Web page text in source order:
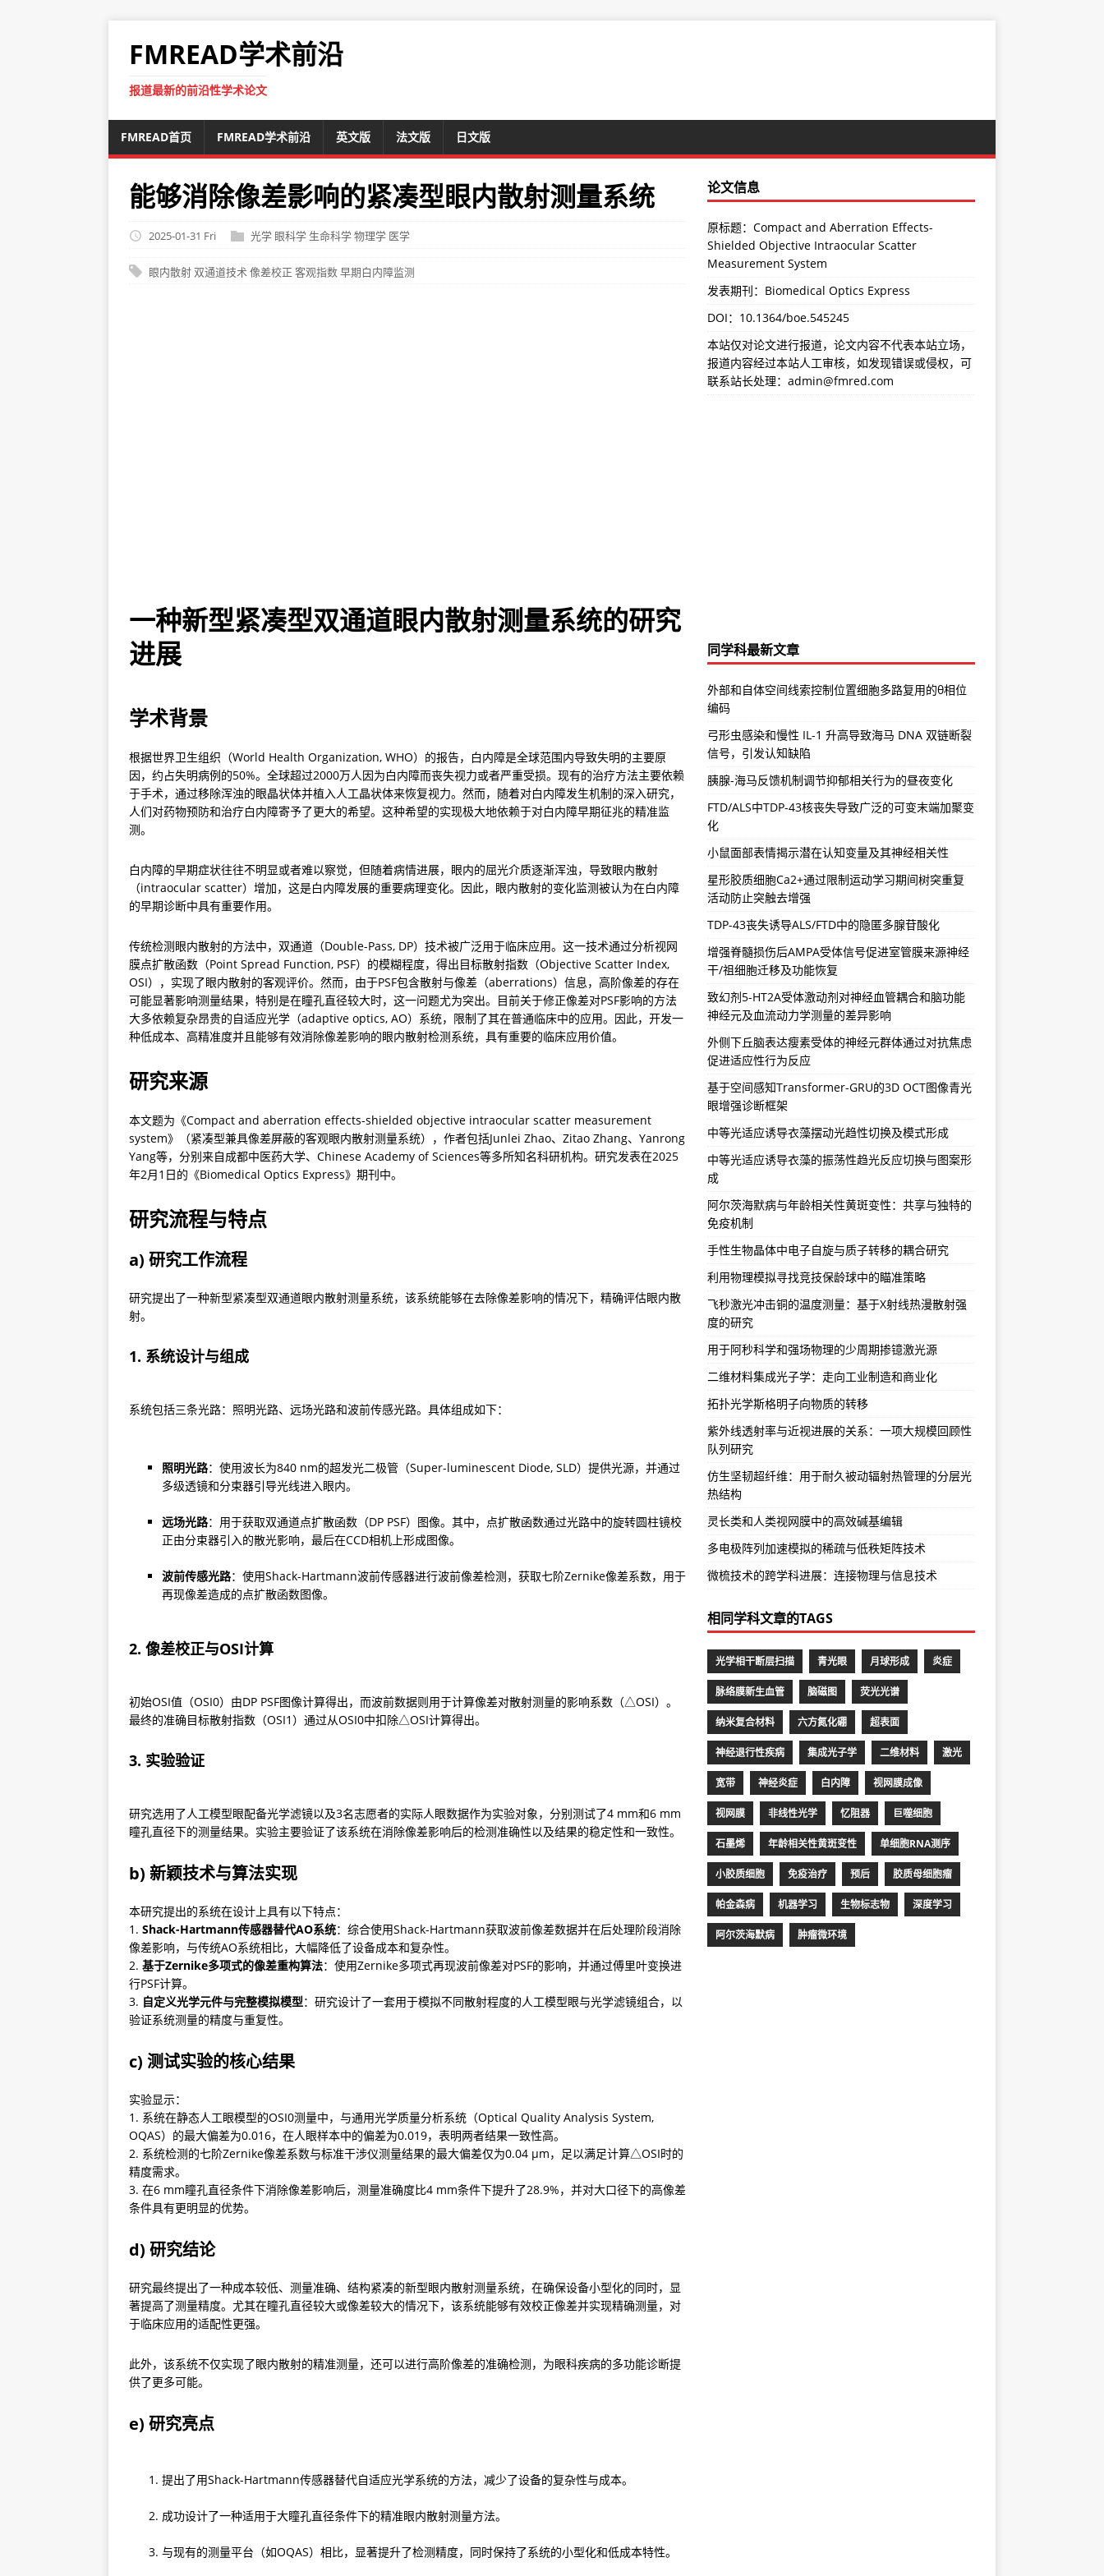
FMREAD学术前沿
报道最新的前沿性学术论文
FMREAD首页 FMREAD学术前沿 英文版 法文版 日文版
能够消除像差影响的紧凑型眼内散射测量系统
2025-01-31 Fri 光学 眼科学 生命科学物理学 医学
眼内散射双通道技术 像差校正 客观指数早期白内障监测
一种新型紧凑型双通道眼内散射测量系统的研究
进展
学术背景
根据世界卫生组织（World Health Organization, WHO）的报告，白内障是全球范围内导致失明的主要原
因，约占失明病例的50%。全球超过2000万人因为白内障而丧失视力或者严重受损。现有的治疗方法主要依赖
于手术，通过移除浑浊的眼晶状体并植入人工晶状体来恢复视力。然而，随着对白内障发生机制的深入研究，
人们对药物预防和治疗白内障寄予了更大的希望。这种希望的实现极大地依赖于对白内障早期征兆的精准监
测。
白内障的早期症状往往不明显或者难以察觉，但随着病情进展，眼内的屈光介质逐渐浑浊，导致眼内散射
（intraocular scatter）增加，这是白内障发展的重要病理变化。因此，眼内散射的变化监测被认为在白内障
的早期诊断中具有重要作用。
传统检测眼内散射的方法中，双通道（Double-Pass, DP）技术被广泛用于临床应用。这一技术通过分析视网
膜点扩散函数（Point Spread Function, PSF）的模糊程度，得出目标散射指数（Objective Scatter Index,
OSI），实现了眼内散射的客观评价。然而，由于PSF包含散射与像差（aberrations）信息，高阶像差的存在
可能显著影响测量结果，特别是在瞳孔直径较大时，这一问题尤为突出。目前关于修正像差对PSF影响的方法
大多依赖复杂昂贵的自适应光学（adaptive optics, AO）系统，限制了其在普通临床中的应用。因此，开发一
种低成本、高精准度并且能够有效消除像差影响的眼内散射检测系统，具有重要的临床应用价值。
研究来源
本文题为《Compact and aberration effects-shielded objective intraocular scatter measurement
system》（紧凑型兼具像差屏蔽的客观眼内散射测量系统），作者包括Junlei Zhao、Zitao Zhang、Yanrong
Yang等，分别来自成都中医药大学、Chinese Academy of Sciences等多所知名科研机构。研究发表在2025
年2月1日的《Biomedical Optics Express》期刊中。
研究流程与特点
a) 研究工作流程
研究提出了一种新型紧凑型双通道眼内散射测量系统，该系统能够在去除像差影响的情况下，精确评估眼内散
射。
1. 系统设计与组成
系统包括三条光路：照明光路、远场光路和波前传感光路。具体组成如下：
照明光路：使用波长为840 nm的超发光二极管（Super-luminescent Diode, SLD）提供光源，并通过
多级透镜和分束器引导光线进入眼内。
远场光路：用于获取双通道点扩散函数（DP PSF）图像。其中，点扩散函数通过光路中的旋转圆柱镜校
正由分束器引入的散光影响，最后在CCD相机上形成图像。
波前传感光路：使用Shack-Hartmann波前传感器进行波前像差检测，获取七阶Zernike像差系数，用于
再现像差造成的点扩散函数图像。
2. 像差校正与OSI计算
初始OSI值（OSI0）由DP PSF图像计算得出，而波前数据则用于计算像差对散射测量的影响系数（△OSI）。
最终的准确目标散射指数（OSI1）通过从OSI0中扣除△OSI计算得出。
3. 实验验证
研究选用了人工模型眼配备光学滤镜以及3名志愿者的实际人眼数据作为实验对象，分别测试了4 mm和6 mm
瞳孔直径下的测量结果。实验主要验证了该系统在消除像差影响后的检测准确性以及结果的稳定性和一致性。
b) 新颖技术与算法实现
本研究提出的系统在设计上具有以下特点：
1. Shack-Hartmann传感器替代AO系统：综合使用Shack-Hartmann获取波前像差数据并在后处理阶段消除
像差影响，与传统AO系统相比，大幅降低了设备成本和复杂性。
2. 基于Zernike多项式的像差重构算法：使用Zernike多项式再现波前像差对PSF的影响，并通过傅里叶变换进
行PSF计算。
3. 自定义光学元件与完整模拟模型：研究设计了一套用于模拟不同散射程度的人工模型眼与光学滤镜组合，以
验证系统测量的精度与重复性。
c) 测试实验的核心结果
实验显示：
1. 系统在静态人工眼模型的OSI0测量中，与通用光学质量分析系统（Optical Quality Analysis System,
OQAS）的最大偏差为0.016，在人眼样本中的偏差为0.019，表明两者结果一致性高。
2. 系统检测的七阶Zernike像差系数与标准干涉仪测量结果的最大偏差仅为0.04 µm，足以满足计算△OSI时的
精度需求。
3. 在6 mm瞳孔直径条件下消除像差影响后，测量准确度比4 mm条件下提升了28.9%，并对大口径下的高像差
条件具有更明显的优势。
d) 研究结论
研究最终提出了一种成本较低、测量准确、结构紧凑的新型眼内散射测量系统，在确保设备小型化的同时，显
著提高了测量精度。尤其在瞳孔直径较大或像差较大的情况下，该系统能够有效校正像差并实现精确测量，对
于临床应用的适配性更强。
此外，该系统不仅实现了眼内散射的精准测量，还可以进行高阶像差的准确检测，为眼科疾病的多功能诊断提
供了更多可能。
e) 研究亮点
提出了用Shack-Hartmann传感器替代自适应光学系统的方法，减少了设备的复杂性与成本。
成功设计了一种适用于大瞳孔直径条件下的精准眼内散射测量方法。
与现有的测量平台（如OQAS）相比，显著提升了检测精度，同时保持了系统的小型化和低成本特性。
论文信息
原标题：Compact and Aberration Effects-
Shielded Objective Intraocular Scatter
Measurement System
发表期刊：Biomedical Optics Express
DOI： 10.1364/boe.545245
本站仅对论文进行报道，论文内容不代表本站立场，
报道内容经过本站人工审核，如发现错误或侵权，可
联系站长处理：admin@fmred.com
同学科最新文章
外部和自体空间线索控制位置细胞多路复用的θ相位
编码
弓形虫感染和慢性 IL-1 升高导致海马 DNA 双链断裂
信号，引发认知缺陷
胰腺-海马反馈机制调节抑郁相关行为的昼夜变化
FTD/ALS中TDP-43核丧失导致广泛的可变末端加聚变
化
小鼠面部表情揭示潜在认知变量及其神经相关性
星形胶质细胞Ca2+通过限制运动学习期间树突重复
活动防止突触去增强
TDP-43丧失诱导ALS/FTD中的隐匿多腺苷酸化
增强脊髓损伤后AMPA受体信号促进室管膜来源神经
干/祖细胞迁移及功能恢复
致幻剂5-HT2A受体激动剂对神经血管耦合和脑功能
神经元及血流动力学测量的差异影响
外侧下丘脑表达瘦素受体的神经元群体通过对抗焦虑
促进适应性行为反应
基于空间感知Transformer-GRU的3D OCT图像青光
眼增强诊断框架
中等光适应诱导衣藻摆动光趋性切换及模式形成
中等光适应诱导衣藻的振荡性趋光反应切换与图案形
成
阿尔茨海默病与年龄相关性黄斑变性：共享与独特的
免疫机制
手性生物晶体中电子自旋与质子转移的耦合研究
利用物理模拟寻找竞技保龄球中的瞄准策略
飞秒激光冲击铜的温度测量：基于X射线热漫散射强
度的研究
用于阿秒科学和强场物理的少周期掺镱激光源
二维材料集成光子学：走向工业制造和商业化
拓扑光学斯格明子向物质的转移
紫外线透射率与近视进展的关系：一项大规模回顾性
队列研究
仿生坚韧超纤维：用于耐久被动辐射热管理的分层光
热结构
灵长类和人类视网膜中的高效碱基编辑
多电极阵列加速模拟的稀疏与低秩矩阵技术
微梳技术的跨学科进展：连接物理与信息技术
相同学科文章的TAGS
光学相干断层扫描 青光眼 月球形成 炎症
脉络膜新生血管 脑磁图 荧光光谱
纳米复合材料 六方氮化硼 超表面
神经退行性疾病 集成光子学 二维材料 激光
宽带 神经炎症 白内障 视网膜成像
视网膜 非线性光学 忆阻器 巨噬细胞
石墨烯 年龄相关性黄斑变性 单细胞RNA测序
小胶质细胞 免疫治疗 预后 胶质母细胞瘤
帕金森病 机器学习 生物标志物 深度学习
阿尔茨海默病 肿瘤微环境